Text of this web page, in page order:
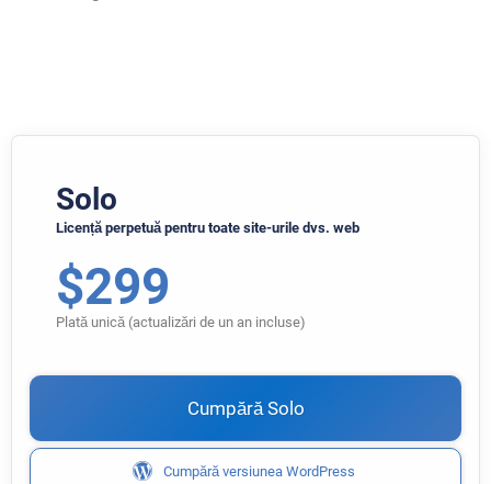
Solo
Licență perpetuă pentru toate site-urile dvs. web
$299
Plată unică (actualizări de un an incluse)
Cumpără Solo
Cumpără versiunea WordPress